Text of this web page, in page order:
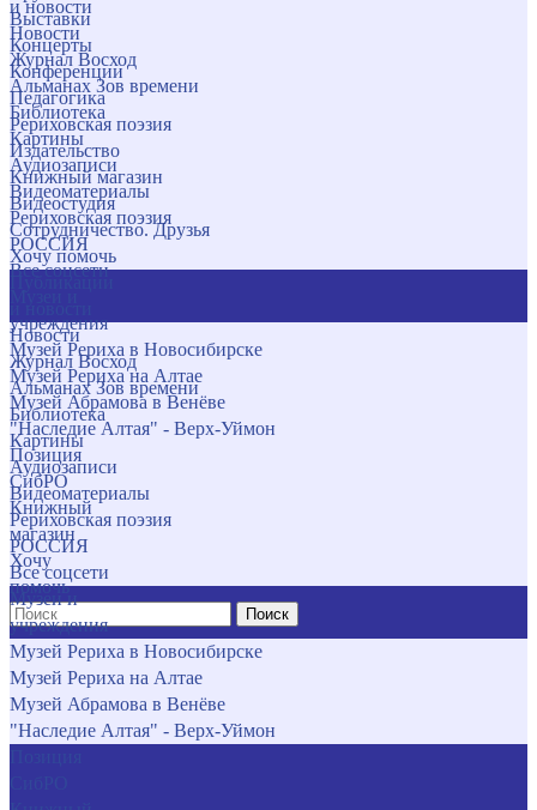
и новости
Новости
Журнал Восход
Альманах Зов времени
Библиотека
Картины
Аудиозаписи
Видеоматериалы
Рериховская поэзия
РОССИЯ
Все соцсети
учреждения
Музей Рериха в Новосибирске
Музей Рериха на Алтае
Музей Абрамова в Венёве
"Наследие Алтая" - Верх-Уймон
Позиция
СибРО
Книжный
магазин
Хочу
помочь
Поиск
Выставки
Концерты
Конференции
Педагогика
Рериховская поэзия
Издательство
Книжный магазин
Видеостудия
Сотрудничество. Друзья
Хочу помочь
Новости
Журнал Восход
Альманах Зов времени
Библиотека
Картины
Аудиозаписи
Видеоматериалы
Рериховская поэзия
РОССИЯ
Все соцсети
Музеи и
учреждения
Музей Рериха в Новосибирске
Музей Рериха на Алтае
Музей Абрамова в Венёве
"Наследие Алтая" - Верх-Уймон